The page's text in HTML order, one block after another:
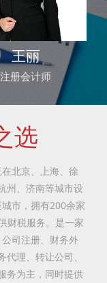
王丽
注册会计师
选
北京、上海、徐
州、济南等城市设
市，拥有200余家
财税服务。是一家
司注册、财务外
理、转让公司、
务为主，同时提供